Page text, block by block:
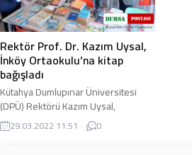
Rektör Prof. Dr. Kazım Uysal,
İnköy Ortaokulu’na kitap
bağışladı
Kütahya Dumlupınar Üniversitesi
(DPÜ) Rektörü Kazım Uysal,
kendisine mektup yazarak okulu için
kitap talebinde bulunan İnköy
29.03.2022 11:51 0